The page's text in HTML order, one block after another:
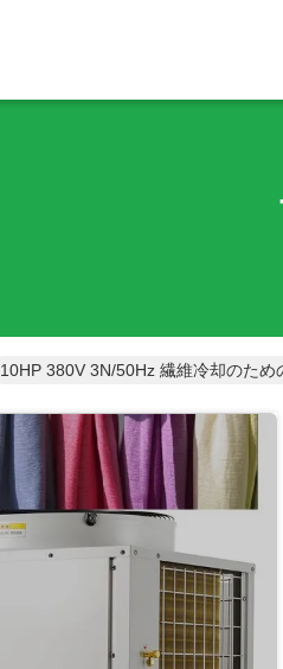
10HP 380V 3N/50Hz 繊維冷却のため